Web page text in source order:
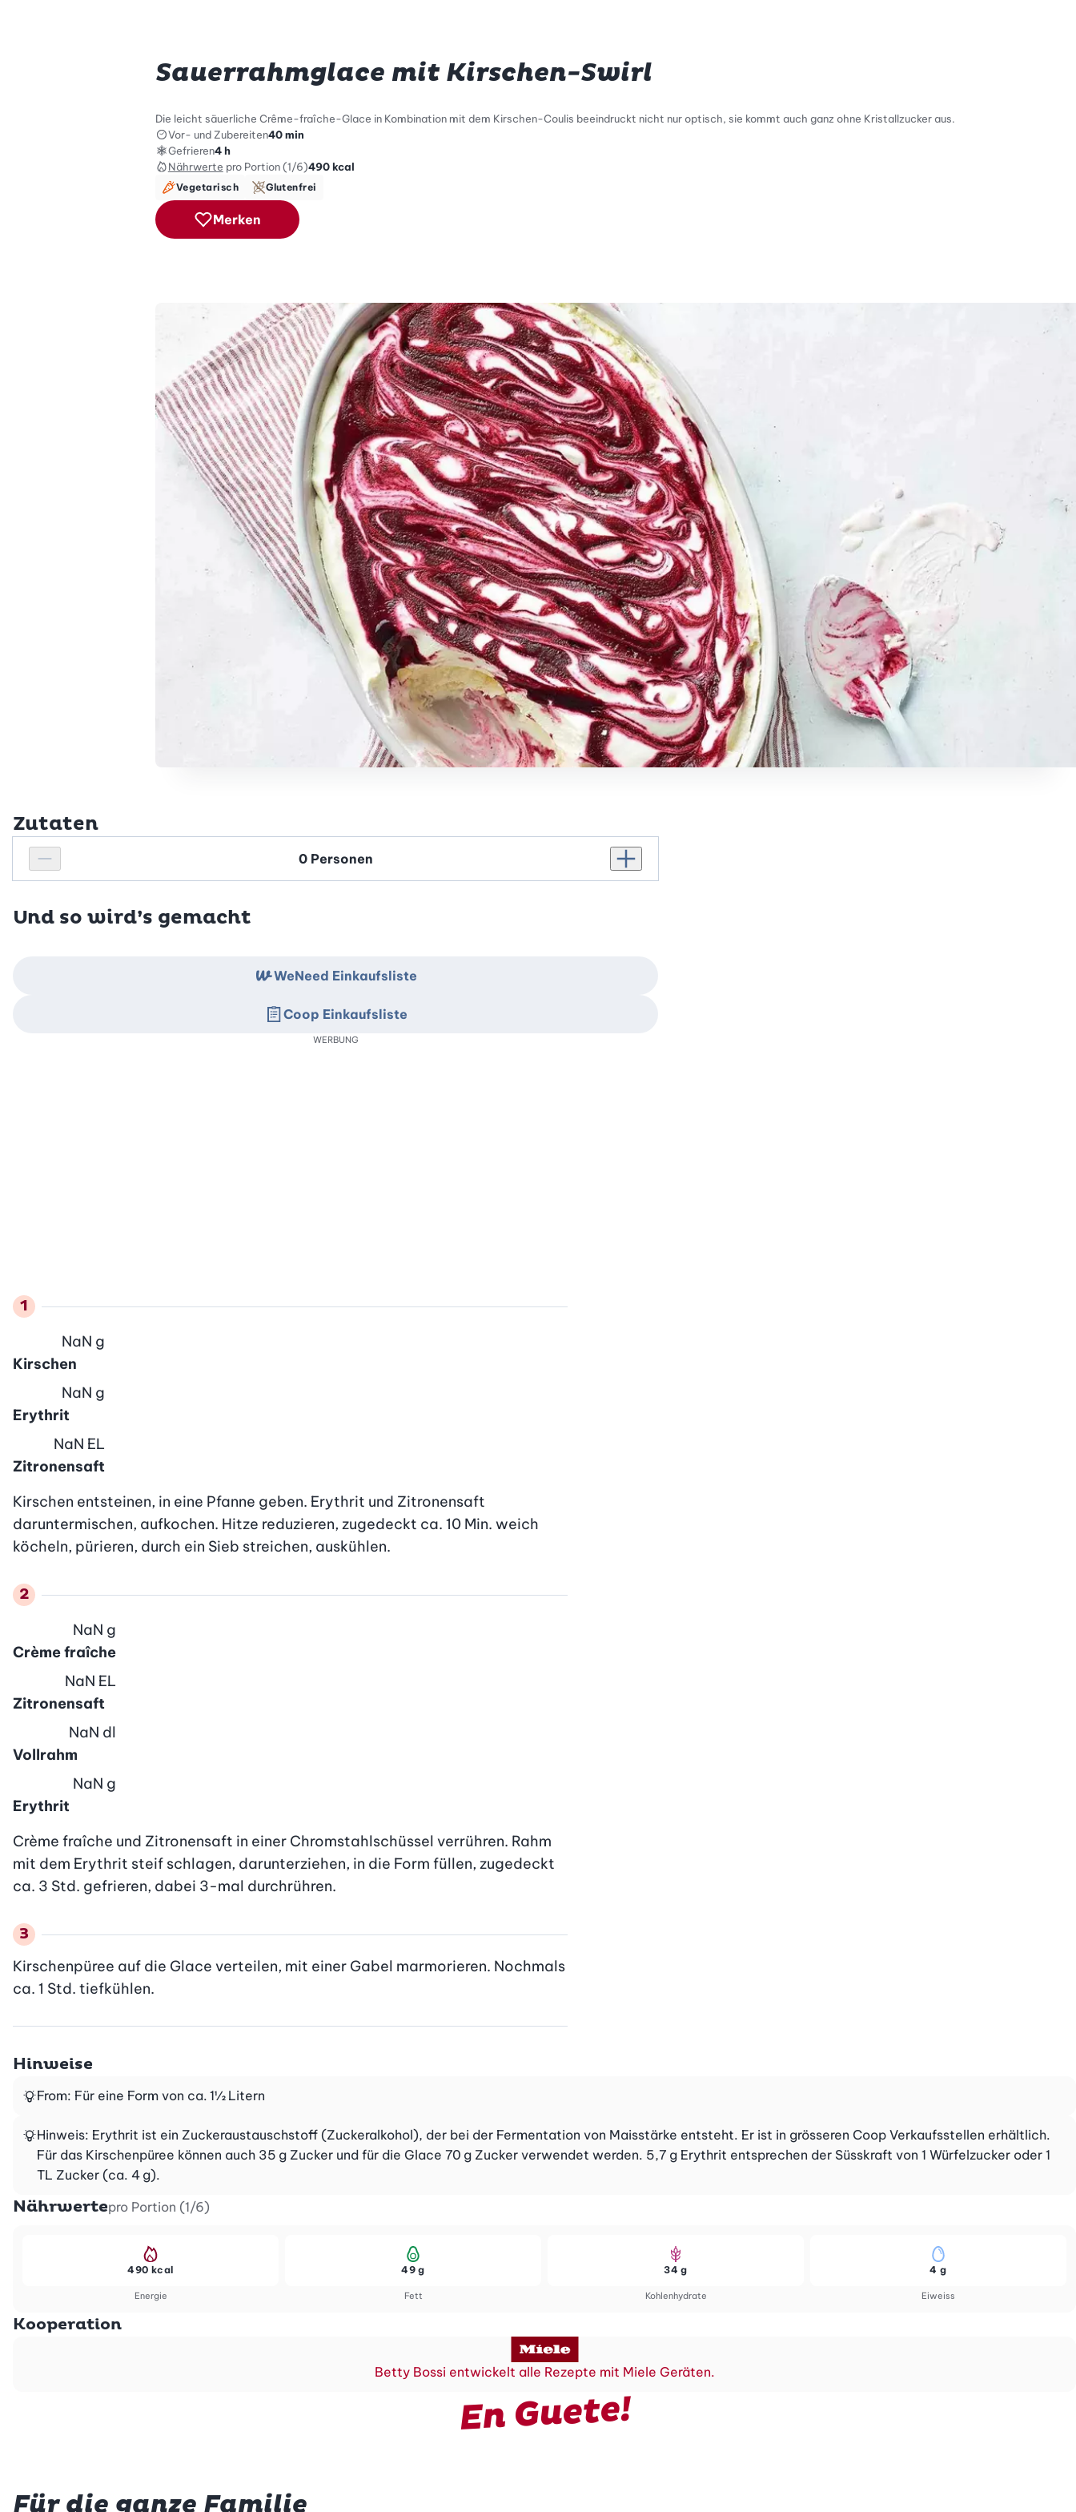
Sauerrahmglace mit Kirschen-Swirl
Die leicht säuerliche Crême-fraîche-Glace in Kombination mit dem Kirschen-Coulis beeindruckt nicht nur optisch, sie kommt auch ganz ohne Kristallzucker aus.
Vor- und Zubereiten40 min
Gefrieren4 h
Nährwerte pro Portion (1/6)490 kcal
Vegetarisch Glutenfrei
Merken
Zutaten
Personenanzahl verringern
Personenanzahl Personenanzahl erhöhen
Und so wird’s gemacht
Kirschen
NaN g
Erythrit
NaN g
Zitronensaft
NaN EL
Kirschen entsteinen, in eine Pfanne geben. Erythrit und Zitronensaft
daruntermischen, aufkochen. Hitze reduzieren, zugedeckt ca. 10 Min. weich
köcheln, pürieren, durch ein Sieb streichen, auskühlen.
Crème fraîche
NaN g
Zitronensaft
NaN EL
Vollrahm
NaN dl
Erythrit
NaN g
Crème fraîche und Zitronensaft in einer Chromstahlschüssel verrühren. Rahm
mit dem Erythrit steif schlagen, darunterziehen, in die Form füllen, zugedeckt
ca. 3 Std. gefrieren, dabei 3-mal durchrühren.
Kirschenpüree auf die Glace verteilen, mit einer Gabel marmorieren. Nochmals
ca. 1 Std. tiefkühlen.
WeNeed Einkaufsliste
Coop Einkaufsliste
WERBUNG
Hinweise
From: Für eine Form von ca. 1½ Litern
Hinweis: Erythrit ist ein Zuckeraustauschstoff (Zucker­alkohol), der bei der Fermentation von Maisstärke entsteht. Er ist in grösseren Coop Verkaufsstellen erhältlich.
Für das Kirschenpüree können auch 35 g Zucker und für die Glace 70 g Zucker verwendet werden. 5,7 g Erythrit entsprechen der Süsskraft von 1 Würfelzucker oder 1
TL Zucker (ca. 4 g).
Nährwertepro Portion (1/6)
Energie
490 kcal
Fett
49 g
Kohlenhydrate
34 g
Eiweiss
4 g
Kooperation
Betty Bossi entwickelt alle Rezepte mit Miele Geräten.
En Guete!
Für die ganze Familie